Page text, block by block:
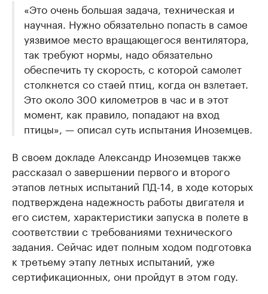
«Это очень большая задача, техническая и
научная. Нужно обязательно попасть в самое
уязвимое место вращающегося вентилятора,
так требуют нормы, надо обязательно
обеспечить ту скорость, с которой самолет
столкнется со стаей птиц, когда он взлетает.
Это около 300 километров в час и в этот
момент, как правило, попадают на вход
птицы», — описал суть испытания Иноземцев.
В своем докладе Александр Иноземцев также
рассказал о завершении первого и второго
этапов летных испытаний ПД-14, в ходе которых
подтверждена надежность работы двигателя и
его систем, характеристики запуска в полете в
соответствии с требованиями технического
задания. Сейчас идет полным ходом подготовка
к третьему этапу летных испытаний, уже
сертификационных, они пройдут в этом году.